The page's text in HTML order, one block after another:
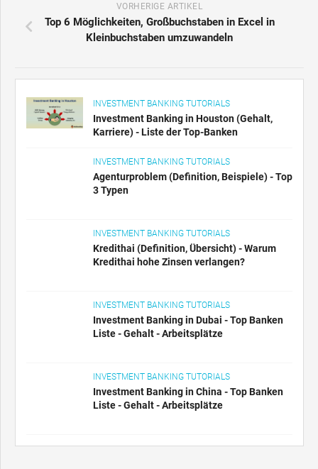
VORHERIGE ARTIKEL
Top 6 Möglichkeiten, Großbuchstaben in Excel in
Kleinbuchstaben umzuwandeln
INVESTMENT BANKING TUTORIALS
Investment Banking in Houston (Gehalt,
Karriere) - Liste der Top-Banken
INVESTMENT BANKING TUTORIALS
Agenturproblem (Definition, Beispiele) - Top
3 Typen
INVESTMENT BANKING TUTORIALS
Kredithai (Definition, Übersicht) - Warum
Kredithai hohe Zinsen verlangen?
INVESTMENT BANKING TUTORIALS
Investment Banking in Dubai - Top Banken
Liste - Gehalt - Arbeitsplätze
INVESTMENT BANKING TUTORIALS
Investment Banking in China - Top Banken
Liste - Gehalt - Arbeitsplätze